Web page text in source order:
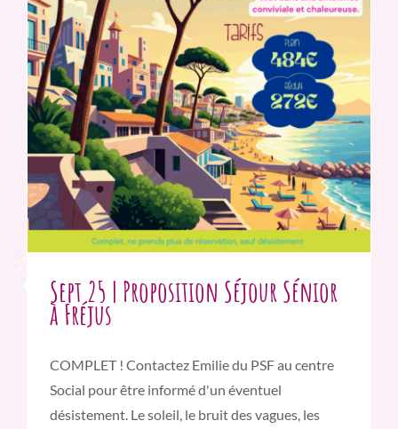
Sept 25 | Proposition Séjour Sénior
à Fréjus
COMPLET ! Contactez Emilie du PSF au centre
Social pour être informé d'un éventuel
désistement. Le soleil, le bruit des vagues, les